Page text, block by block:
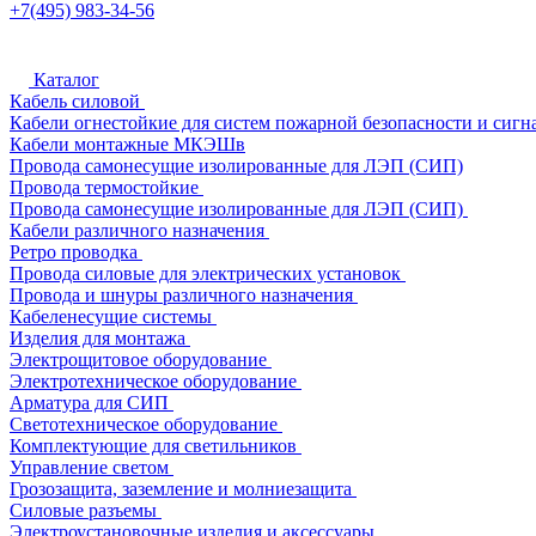
+7(495) 983-34-56
Каталог
Кабель силовой
Кабели огнестойкие для систем пожарной безопасности и
Кабели монтажные МКЭШв
Провода самонесущие изолированные для ЛЭП (СИП)
Провода термостойкие
Провода самонесущие изолированные для ЛЭП (СИП)
Кабели различного назначения
Ретро проводка
Провода силовые для электрических установок
Провода и шнуры различного назначения
Кабеленесущие системы
Изделия для монтажа
Электрощитовое оборудование
Электротехническое оборудование
Арматура для СИП
Светотехническое оборудование
Комплектующие для светильников
Управление светом
Грозозащита, заземление и молниезащита
Силовые разъемы
Электроустановочные изделия и аксессуары